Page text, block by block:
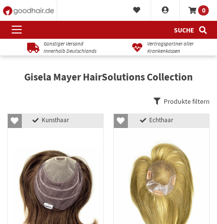
0
SUCHE
Günstiger Versand
innerhalb Deutschlands
Vertragspartner aller
Krankenkassen
Gisela Mayer HairSolutions Collection
Produkte filtern
Kunsthaar Echthaar